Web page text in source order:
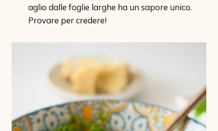
aglio dalle foglie larghe ha un sapore unico.
Provare per credere!